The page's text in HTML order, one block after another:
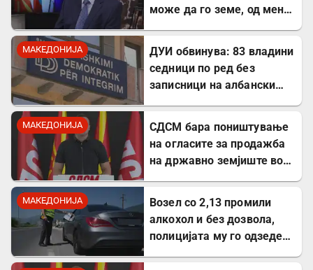
може да го земе, од мене
МАКЕДОНИЈА
ДУИ обвинува: 83 владини
седници по ред без
записници на албански
МАКЕДОНИЈА
СДСМ бара поништување
на огласите за продажба
на државно земјиште во
МАКЕДОНИЈА
Возел со 2,13 промили
алкохол и без дозвола,
полицијата му го одзеде